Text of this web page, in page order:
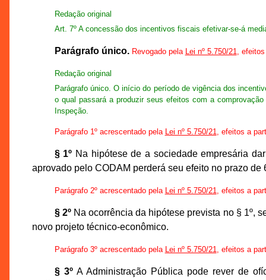
Redação original
Art. 7º A concessão dos incentivos fiscais efetivar-se-á
Parágrafo único. Revogado pela Lei nº 5.750/21, efeitos
Redação original
Parágrafo único. O início do período de vigência dos
o qual passará a produzir seus efeitos com a
Inspeção.
Parágrafo 1º acrescentado pela Lei nº 5.750/21, efeitos a
§ 1º Na hipótese de a sociedade empresária
aprovado pelo CODAM perderá seu efeito no prazo
Parágrafo 2º acrescentado pela Lei nº 5.750/21, efeitos a
§ 2ºNa ocorrência da hipótese prevista no § 1º,
novo projeto técnico-econômico.
Parágrafo 3º acrescentado pela Lei nº 5.750/21, efeitos a
§ 3ºA Administração Pública pode rever de